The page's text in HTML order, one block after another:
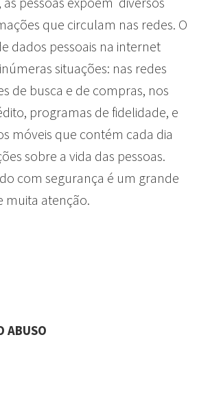
que circulam nas redes. O
dados pessoais na internet
situações: nas redes
de busca e de compras, nos
programas de fidelidade, e
móveis que contém cada dia
sobre a vida das pessoas.
com segurança é um grande
muita atenção.
ABUSO